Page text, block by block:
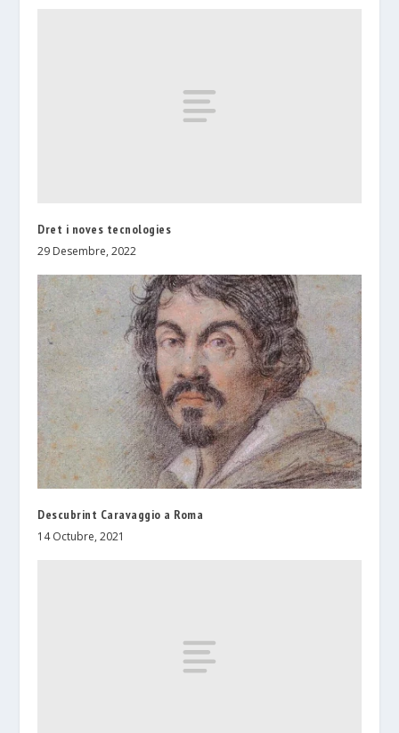
Dret i noves tecnologies
29 Desembre, 2022
Descubrint Caravaggio a Roma
14 Octubre, 2021